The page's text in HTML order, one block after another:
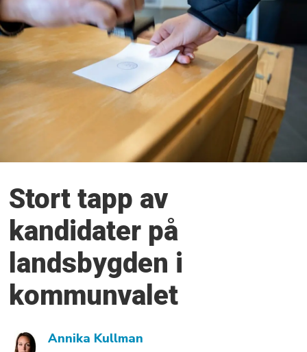
Stort tapp av
kandidater på
landsbygden i
kommunvalet
Annika Kullman